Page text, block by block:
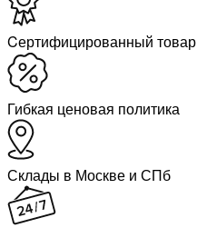
Cертифицированный товар
Гибкая ценовая политика
Склады в Москве и СПб